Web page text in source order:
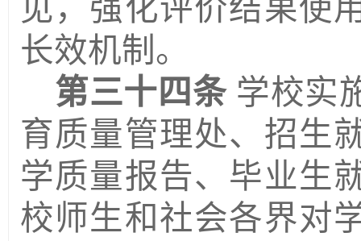
见，强化评价结果使
长效机制。
第三十四条 学校实
育质量管理处、招生
学质量报告、毕业生
校师生和社会各界对